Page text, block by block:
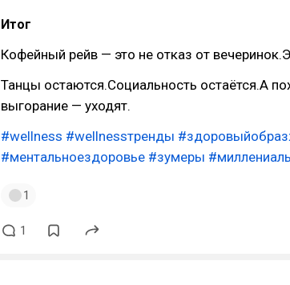
Итог
Кофейный рейв — это не отказ от
Танцы остаются.Социальность остаётся.А
выгорание — уходят.
#wellness #wellnessтренды
#ментальноездоровье #зумеры
1
1